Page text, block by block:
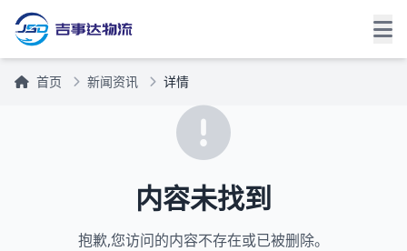
首页 新闻资讯 详情
内容未找到
抱歉,您访问的内容不存在或已被删除。